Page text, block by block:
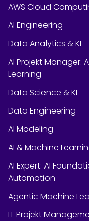
AWS Cloud
AI Engineering
Data Analytics & KI
AI Projekt Manager:
Learning
Data Science & KI
Data Engineering
AI Modeling
AI & Machine
AI Expert: AI
Automation
Agentic Machine
IT Projekt